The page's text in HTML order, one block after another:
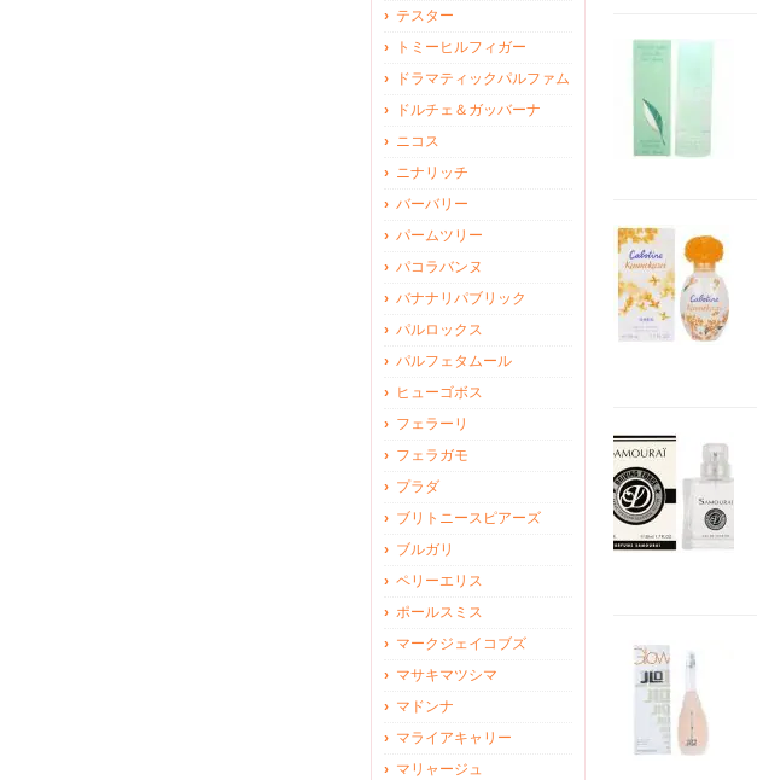
テスター
トミーヒルフィガー
ドラマティックパルファム
ドルチェ＆ガッバーナ
ニコス
ニナリッチ
バーバリー
パームツリー
パコラバンヌ
バナナリパブリック
パルロックス
パルフェタムール
ヒューゴボス
フェラーリ
フェラガモ
プラダ
ブリトニースピアーズ
ブルガリ
ペリーエリス
ポールスミス
マークジェイコブズ
マサキマツシマ
マドンナ
マライアキャリー
マリャージュ